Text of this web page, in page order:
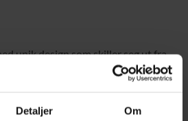
Detaljer Om
unik design som skiller seg ut fra
bred sitteflate, høyt ryggstøtte og
polstrede setet og ryggputen,